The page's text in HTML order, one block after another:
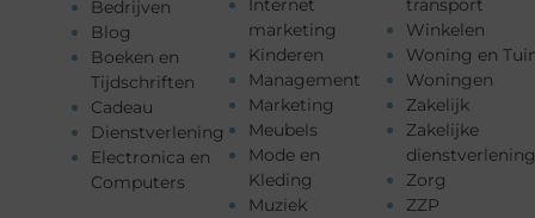
Bedrijven
Blog
Boeken en
Tijdschriften
Cadeau
Dienstverlening
Electronica en
Computers
Internet
marketing
Kinderen
Management
Marketing
Meubels
Mode en
Kleding
Muziek
transport
Winkelen
Woning en
Woningen
Zakelijk
Zakelijke
Zorg
ZZP